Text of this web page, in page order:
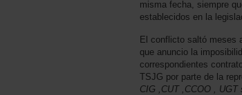
misma fecha, siempre
establecidos en la
El conflicto saltó meses
que anuncio la
correspondientes
TSJG por parte de la
CIG ,CUT ,CCOO ,